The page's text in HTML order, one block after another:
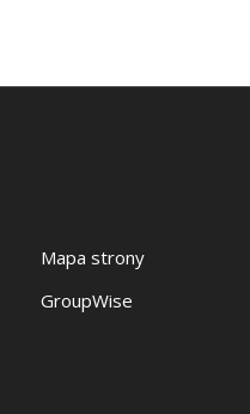
Mapa strony
GroupWise